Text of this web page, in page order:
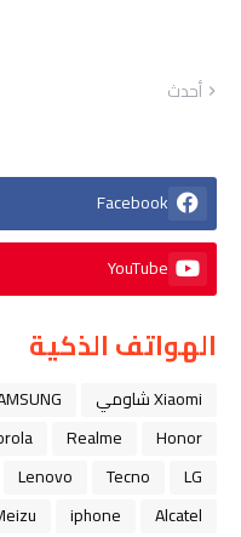
أحدث
Facebook
YouTube
الهواتف الذكية
Xiaomi شاومي
Honor
Realme
LG
Tecno
Lenovo
Alcatel
iphone